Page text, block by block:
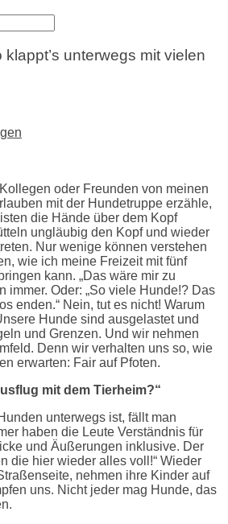
unterwegs mit vielen
oder Freunden von meinen
mit der Hundetruppe erzähle,
die Hände über dem Kopf
ungläubig den Kopf und wieder
Nur wenige können verstehen
wie ich meine Freizeit mit fünf
kann. „Das wäre mir zu
immer. Oder: „So viele Hunde!? Das
enden.“ Nein, tut es nicht! Warum
Hunde sind ausgelastet und
und Grenzen. Und wir nehmen
Denn wir verhalten uns so, wie
erwarten: Fair auf Pfoten.
mit dem Tierheim?“
unterwegs ist, fällt man
haben die Leute Verständnis für
und Äußerungen inklusive. Der
die hier wieder alles voll!“ Wieder
nehmen ihre Kinder auf
uns. Nicht jeder mag Hunde, das